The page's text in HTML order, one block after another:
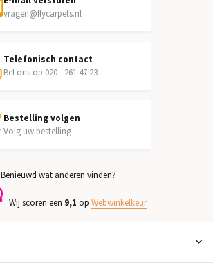
vragen@flycarpets.nl
Telefonisch contact
Bel ons op 020 - 261 47 23
Bestelling volgen
Volg uw bestelling
Benieuwd wat anderen vinden?
Wij scoren een 9,1 op Webwinkelkeur